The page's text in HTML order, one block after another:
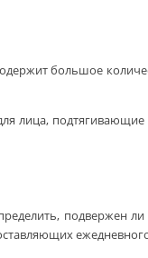
большое
лица,
подвержен